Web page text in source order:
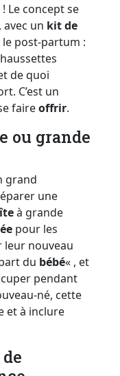
Le concept se
un kit de
le post-partum :
de quoi
C’est un
faireoffrir.
ou grande
grand
une
à grande
pour les
leur nouveau
du bébé« , et
pendant
né, cette
et à inclure